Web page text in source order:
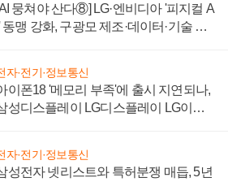
뭉쳐야 산다⑧] LG·엔비디아 '피지컬 A
동맹 강화, 구광모 제조·데이터·기술 결
자·전기·정보통신
이폰18 '메모리 부족'에 출시 지연되나,
성디스플레이 LG디스플레이 LG이노
자·전기·정보통신
성전자 넷리스트와 특허분쟁 매듭, 5년